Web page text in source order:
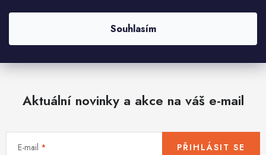
Souhlasím
Aktuální novinky a akce na váš e-mail
E-mail PŘIHLÁSIT SE